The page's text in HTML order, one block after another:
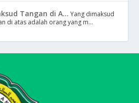
Tangan di A... Yang dimaksud
di atas adalah orang yang m...